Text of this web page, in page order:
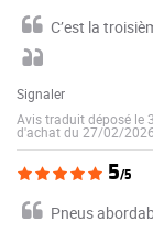
C’est la
Signaler
Avis traduit déposé le
d'achat du 27/02/2026
5/5
Pneus